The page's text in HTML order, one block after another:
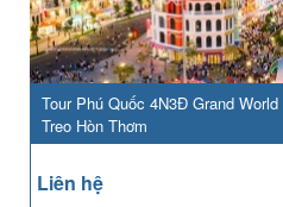
Tour Phú Quốc 4N3Đ Grand
Treo Hòn Thơm
Liên hệ